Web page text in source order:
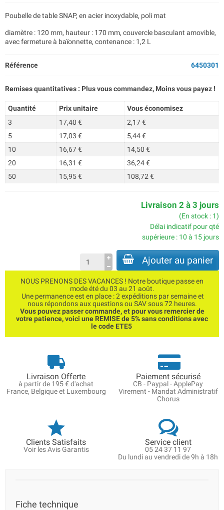
Poubelle de table SNAP, en acier inoxydable, poli mat
diamètre : 120 mm, hauteur : 170 mm, couvercle basculant amovible,
avec fermeture à baïonnette, contenance : 1,2 L
Référence 6450301
Remises quantitatives : Plus vous commandez, Moins vous payez !
Quantité Prix unitaire
Vous économisez
3
17,40 €
2,17 €
5
17,03 €
5,44 €
10
16,67 €
14,50 €
20
16,31 €
36,24 €
50
15,95 € 108,72 €
Livraison 2 à 3 jours
(En stock : 1)
Délai indicatif pour qté
supérieure : 10 à 15 jours
Ajouter au panier
NOUS PRENONS DES VACANCES ! Notre boutique passe en
mode été du 03 au 21 août.
Une permanence est en place : 2 expéditions par semaine et
nous répondons aux questions ou SAV sous 72 heures.
Vous pouvez passer commande, et pour vous remercier de
votre patience, voici une REMISE de 5% sans conditions avec
le code ETE5
Livraison Offerte
à partir de 195 € d'achat
France, Belgique et Luxembourg
Paiement sécurisé
CB - Paypal - ApplePay
Virement - Mandat Administratif
Chorus
Clients Satisfaits
Voir les Avis Garantis
Service client
05 24 37 11 97
Du lundi au vendredi de 9h à 18h
Fiche technique